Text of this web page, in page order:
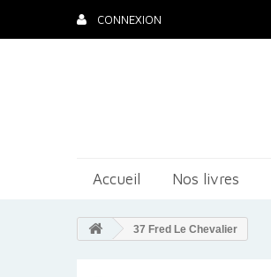
CONNEXION
Accueil Nos livres
37 Fred Le Chevalier